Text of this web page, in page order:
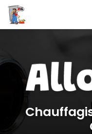
Aller
au
contenu
principal